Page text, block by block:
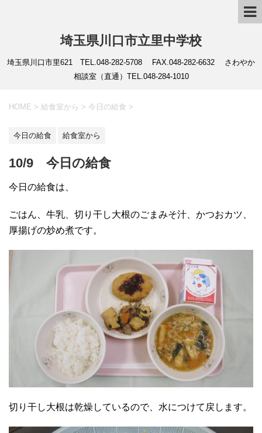
埼玉県川口市立里中学校
埼玉県川口市里621 TEL.048-282-5708 FAX.048-282-6632 さわやか
相談室（直通）TEL.048-284-1010
HOME > 給食室から > 今日の給食 >
今日の給食 給食室から
10/9 今日の給食
今日の給食は、
ごはん、牛乳、切り干し大根のごまみそ汁、かつおカツ、
厚揚げの炒め煮です。
切り干し大根は乾燥しているので、水につけて戻します。